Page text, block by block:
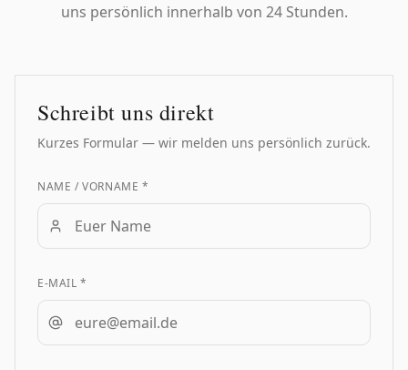
uns persönlich innerhalb von 24 Stunden.
Schreibt uns direkt
Kurzes Formular — wir melden uns persönlich zurück.
NAME / VORNAME *
E-MAIL *